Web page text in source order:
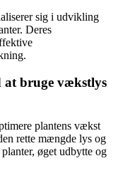
sig i udvikling
Deres
at bruge vækstlys
plantens vækst
rette mængde lys og
øget udbytte og